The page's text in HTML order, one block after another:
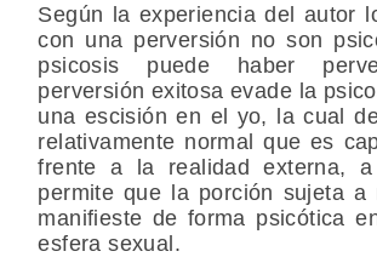
Según la experiencia del autor
con una perversión no son
psicosis puede haber
perversión exitosa evade la
una escisión en el yo, la cual
relativamente normal que es
frente a la realidad externa,
permite que la porción sujeta a
manifieste de forma psicótica
esfera sexual.